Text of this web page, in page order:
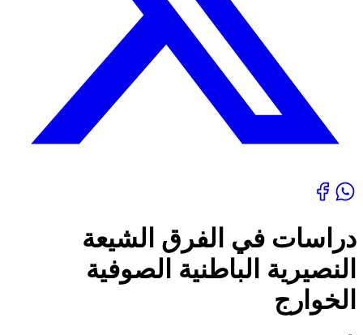
دراسات في الفرق الشيعة
النصيرية الباطنية الصوفية
الخوارج